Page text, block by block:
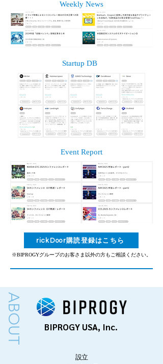
Weekly News
Startup DB
Event Report
rickDoor購読登録はこちら
※BIPROGYグループのお客さま以外の方もご相談ください。
BIPROGY USA, Inc.
ABOUT
設立